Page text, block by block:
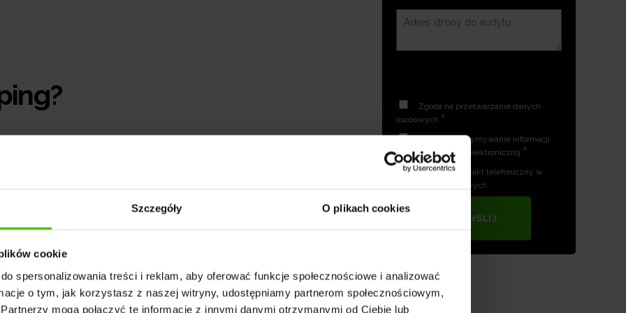
Szczegóły O plikach cookies
cookie
spersonalizowania treści i reklam, aby oferować funkcje społecznościowe i analizować
o tym, jak korzystasz z naszej witryny, udostępniamy partnerom społecznościowym,
mogą połączyć te informacje z innymi danymi otrzymanymi od Ciebie lub
i publikacji treści o wysokiej jakości i
były szczególnie atrakcyjne dla algorytmów
w słowa kluczowe, dobrze zlinkowane, i zawierają
wartościowe przez algorytmy rankingowe.
stosowane są różne techniki i narzędzia SEO, aby
Zgoda na przetwarzanie danych
osobowych *
Zgoda na otrzymywanie informacji
handlowych drogą elektroniczną *
Zgoda na kontakt telefoniczny w
celach marketingowych
WYŚLIJ